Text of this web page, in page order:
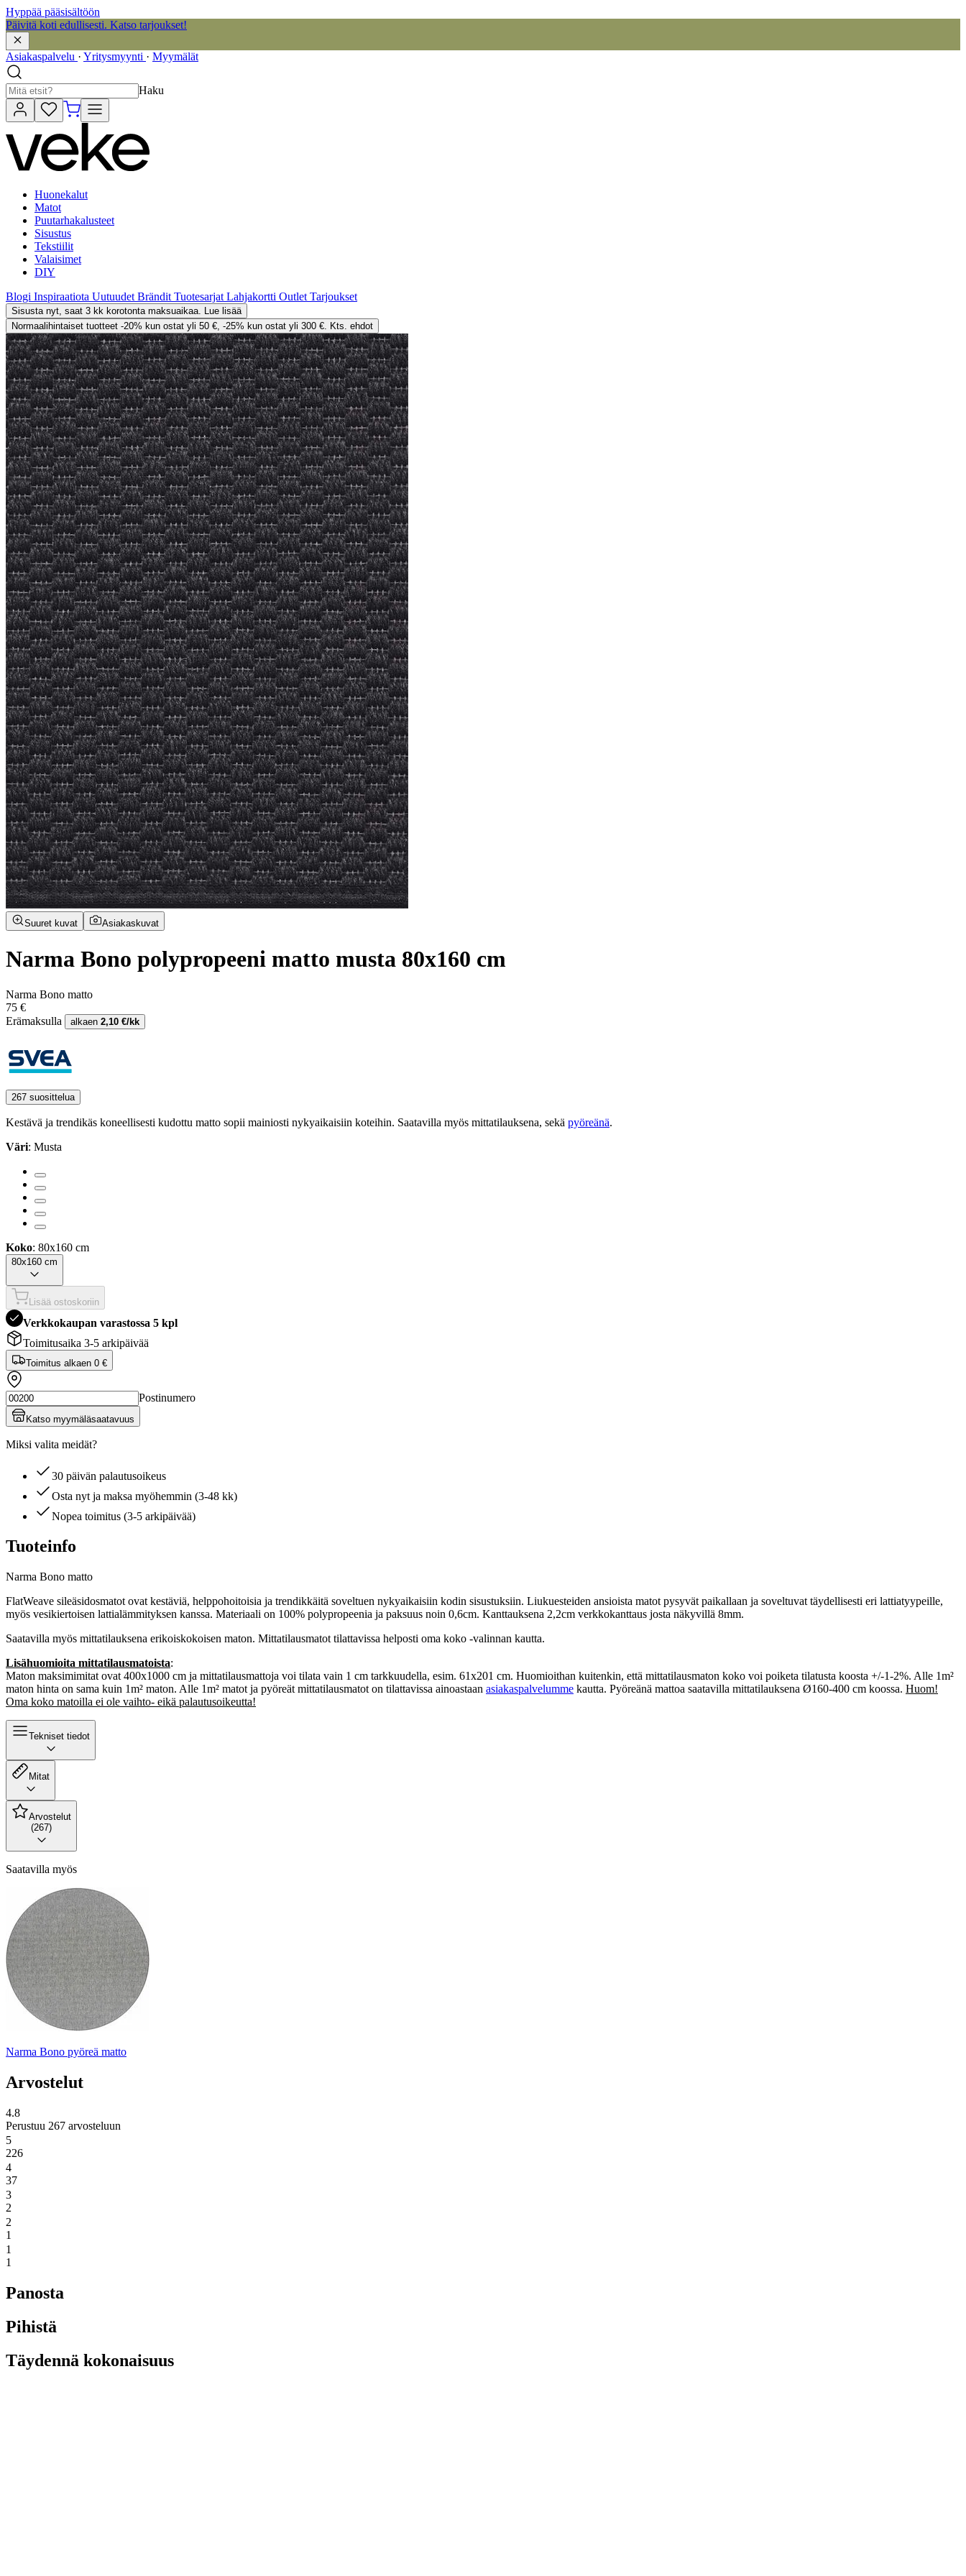
Hyppää pääsisältöön
Päivitä koti edullisesti. Katso tarjoukset!
Asiakaspalvelu · Yritysmyynti · Myymälät
Haku
Huonekalut
Matot
Puutarhakalusteet
Sisustus
Tekstiilit
Valaisimet
DIY
Blogi Inspiraatiota Uutuudet Brändit Tuotesarjat Lahjakortti Outlet Tarjoukset
Sisusta nyt, saat 3 kk korotonta maksuaikaa. Lue lisää
Normaalihintaiset tuotteet -20% kun ostat yli 50 €, -25% kun ostat yli 300 €. Kts. ehdot
Suuret kuvat Asiakaskuvat
Narma Bono polypropeeni matto musta 80x160 cm
Narma Bono matto
75 €
Erämaksulla
alkaen 2,10 €/kk
267 suosittelua
Kestävä ja trendikäs koneellisesti kudottu matto sopii mainiosti nykyaikaisiin koteihin. Saatavilla myös mittatilauksena, sekä pyöreänä.
Väri: Musta
Koko: 80x160 cm
80x160 cm
Lisää ostoskoriin
Verkkokaupan varastossa 5 kpl
Toimitusaika 3-5 arkipäivää
Toimitus alkaen 0 €
Postinumero
Katso myymäläsaatavuus
Miksi valita meidät?
30 päivän palautusoikeus
Osta nyt ja maksa myöhemmin (3-48 kk)
Nopea toimitus (3-5 arkipäivää)
Tuoteinfo
Narma Bono matto
FlatWeave sileäsidosmatot ovat kestäviä, helppohoitoisia ja trendikkäitä soveltuen nykyaikaisiin kodin sisustuksiin. Liukuesteiden ansioista matot pysyvät paikallaan ja soveltuvat täydellisesti eri lattiatyypeille,
myös vesikiertoisen lattialämmityksen kanssa. Materiaali on 100% polypropeenia ja paksuus noin 0,6cm. Kanttauksena 2,2cm verkkokanttaus josta näkyvillä 8mm.
Saatavilla myös mittatilauksena erikoiskokoisen maton. Mittatilausmatot tilattavissa helposti oma koko -valinnan kautta.
Lisähuomioita mittatilausmatoista:
Maton maksimimitat ovat 400x1000 cm ja mittatilausmattoja voi tilata vain 1 cm tarkkuudella, esim. 61x201 cm. Huomioithan kuitenkin, että mittatilausmaton koko voi poiketa tilatusta koosta +/-1-2%. Alle 1m²
maton hinta on sama kuin 1m² maton. Alle 1m² matot ja pyöreät mittatilausmatot on tilattavissa ainoastaan asiakaspalvelumme kautta. Pyöreänä mattoa saatavilla mittatilauksena Ø160-400 cm koossa. Huom!
Oma koko matoilla ei ole vaihto- eikä palautusoikeutta!
Tekniset tiedot
Mitat
Arvostelut
(267)
Saatavilla myös
Narma Bono pyöreä matto
Arvostelut
4.8
Perustuu 267 arvosteluun
5
226
4
37
3
2
2
1
1
1
Panosta
Pihistä
Täydennä kokonaisuus